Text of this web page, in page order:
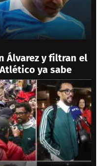
Álvarez y filtran el
ya sabe